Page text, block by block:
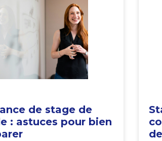
de stage de
: astuces pour bien